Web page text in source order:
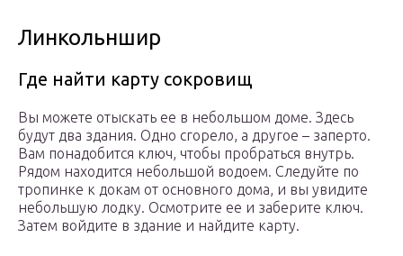
Линкольншир
Где найти карту сокровищ
Вы можете отыскать ее в небольшом доме. Здесь
будут два здания. Одно сгорело, а другое – заперто.
Вам понадобится ключ, чтобы пробраться внутрь.
Рядом находится небольшой водоем. Следуйте по
тропинке к докам от основного дома, и вы увидите
небольшую лодку. Осмотрите ее и заберите ключ.
Затем войдите в здание и найдите карту.